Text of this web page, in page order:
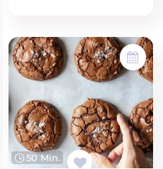
50 Min.